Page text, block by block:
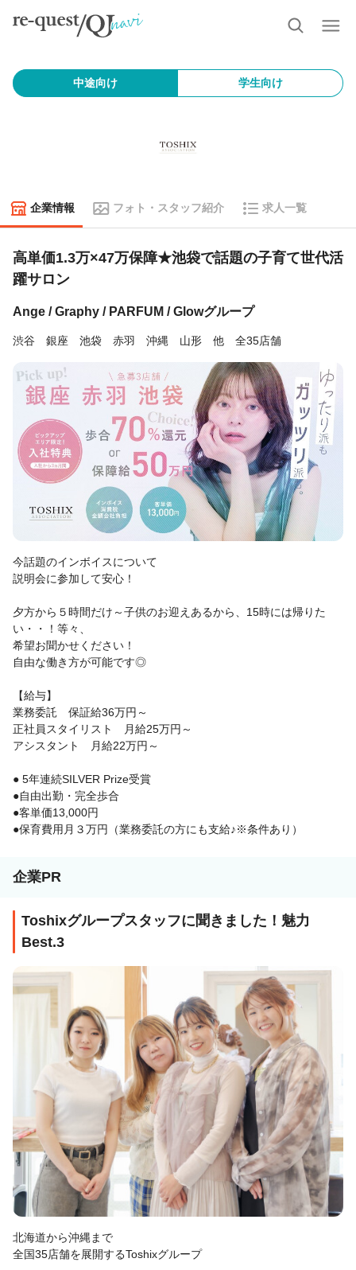
中途向け 学生向け
企業情報 フォト・スタッフ紹介 求人一覧
高単価1.3万×47万保障★池袋で話題の子育て世代活
躍サロン
Ange / Graphy / PARFUM / Glowグループ
渋谷 銀座 池袋 赤羽 沖縄 山形 他 全35店舗
今話題のインボイスについて
説明会に参加して安心！
夕方から５時間だけ～子供のお迎えあるから、15時には帰りた
い・・！等々、
希望お聞かせください！
自由な働き方が可能です◎
【給与】
業務委託 保証給36万円～
正社員スタイリスト 月給25万円～
アシスタント 月給22万円～
● 5年連続SILVER Prize受賞
●自由出勤・完全歩合
●客単価13,000円
●保育費用月３万円（業務委託の方にも支給♪※条件あり）
企業PR
Toshixグループスタッフに聞きました！魅力
Best.3
北海道から沖縄まで
全国35店舗を展開するToshixグループ